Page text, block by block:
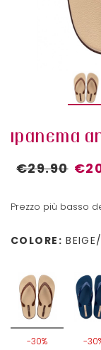
IPANEMA
€29.90
Prezzo più basso
COLORE:
-30% -